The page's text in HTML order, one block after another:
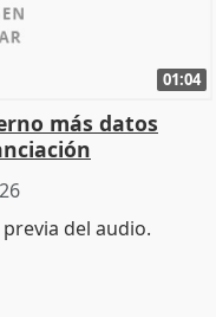
01:04
más datos